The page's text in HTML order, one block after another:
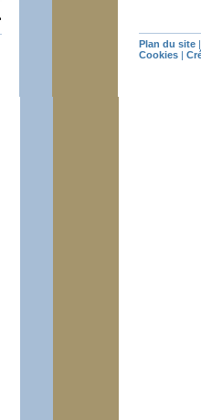
Plan du site
Cookies |